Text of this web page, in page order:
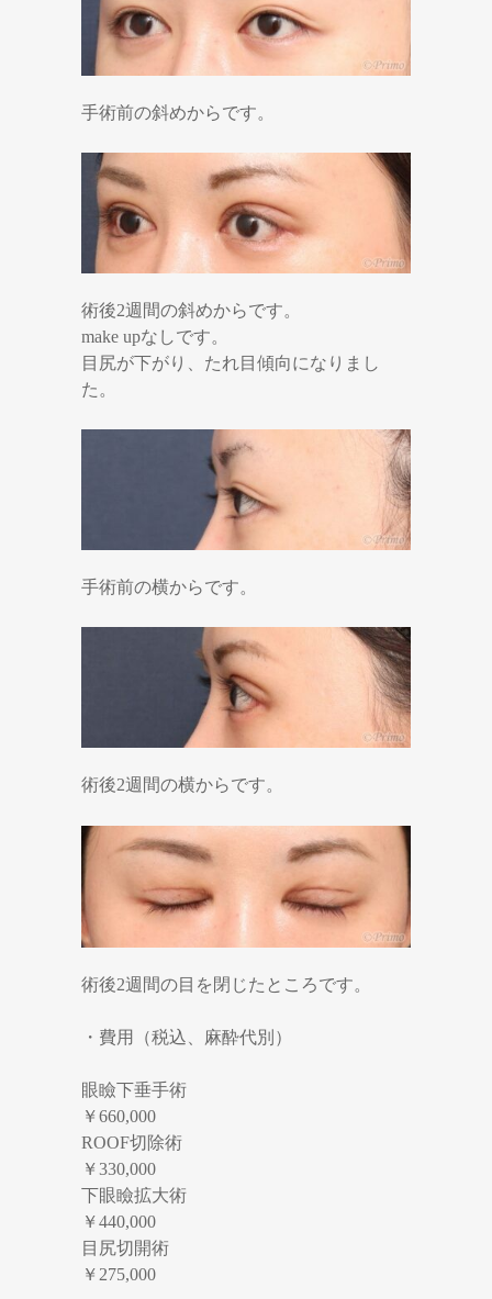
手術前の斜めからです。
術後2週間の斜めからです。
make upなしです。
目尻が下がり、たれ目傾向になりまし
た。
手術前の横からです。
術後2週間の横からです。
術後2週間の目を閉じたところです。
・費用（税込、麻酔代別）
眼瞼下垂手術
￥660,000
ROOF切除術
￥330,000
下眼瞼拡大術
￥440,000
目尻切開術
￥275,000